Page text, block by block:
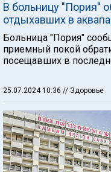
В больницу "Пория"
отдыхавших в
Больница "Пория"
приемный покой
посещавших в
25.07.2024 10:36 // Здоровье